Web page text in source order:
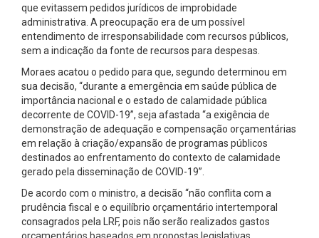
que evitassem pedidos jurídicos de improbidade
administrativa. A preocupação era de um possível
entendimento de irresponsabilidade com recursos públicos,
sem a indicação da fonte de recursos para despesas.
Moraes acatou o pedido para que, segundo determinou em
sua decisão, “durante a emergência em saúde pública de
importância nacional e o estado de calamidade pública
decorrente de COVID-19”, seja afastada “a exigência de
demonstração de adequação e compensação orçamentárias
em relação à criação/expansão de programas públicos
destinados ao enfrentamento do contexto de calamidade
gerado pela disseminação de COVID-19”.
De acordo com o ministro, a decisão “não conflita com a
prudência fiscal e o equilíbrio orçamentário intertemporal
consagrados pela LRF, pois não serão realizados gastos